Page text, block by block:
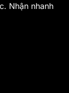
Nhận nhanh